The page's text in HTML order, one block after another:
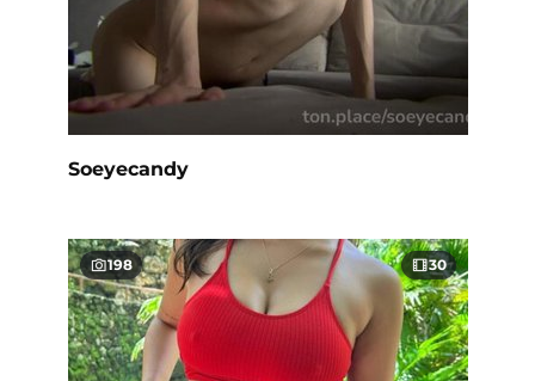
Soeyecandy
198 30